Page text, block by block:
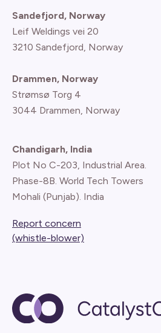
Sandefjord, Norway
Leif Weldings vei 20
3210 Sandefjord, Norway
Drammen, Norway
Strømsø Torg 4
3044 Drammen, Norway
Chandigarh, India
Plot No C-203, Industrial Area.
Phase-8B. World Tech Towers
Mohali (Punjab). India
Report concern
(whistle-blower)